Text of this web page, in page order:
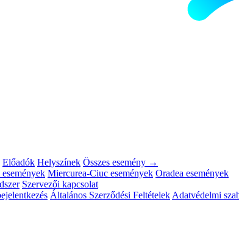
Előadók Helyszínek Összes esemény →
Miercurea-Ciuc események Oradea események
Szervezői kapcsolat
Általános Szerződési Feltételek Adatvédelmi